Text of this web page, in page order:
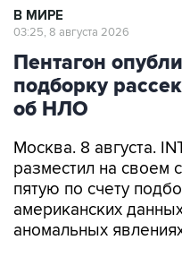
В МИРЕ
03:25, 8 августа 2026
Пентагон
подборку
об НЛО
Москва. 8 августа.
разместил на своем
пятую по счету
американских
аномальных